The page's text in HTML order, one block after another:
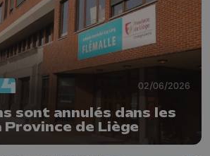
02/06/2026
sont annulés dans les
Province de Liège